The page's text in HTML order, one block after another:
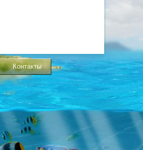
Контакты